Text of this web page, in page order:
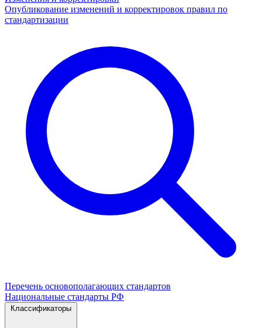
Опубликование изменений и корректировок правил по
стандартизации
Перечень основополагающих стандартов
Национальные стандарты РФ
Классификаторы